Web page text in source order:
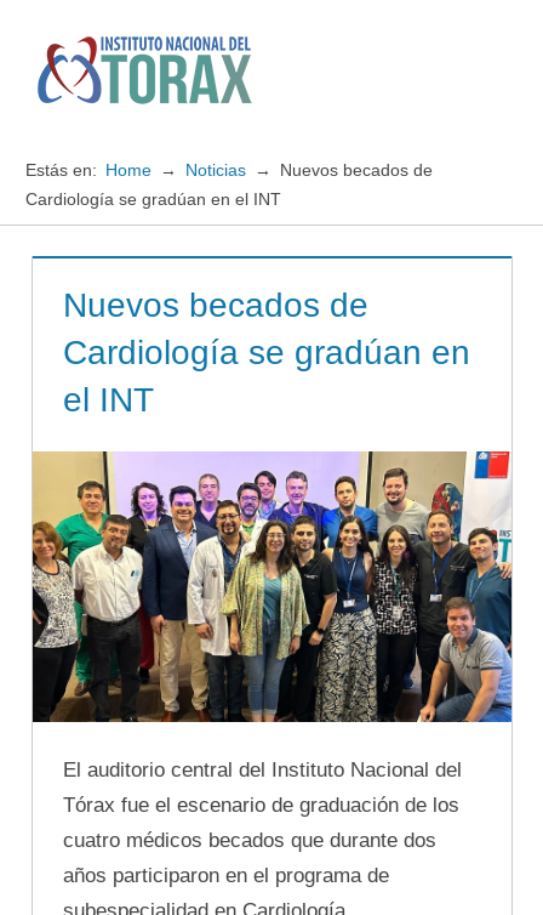
contenido
Instituto
del
TORAX
Estás en: Home Noticias
Nuevos becados de
Cardiología se gradúan en el INT
Nuevos becados de
Cardiología se gradúan en
el INT
El auditorio central del Instituto Nacional del
Tórax fue el escenario de graduación de los
cuatro médicos becados que durante dos
años participaron en el programa de